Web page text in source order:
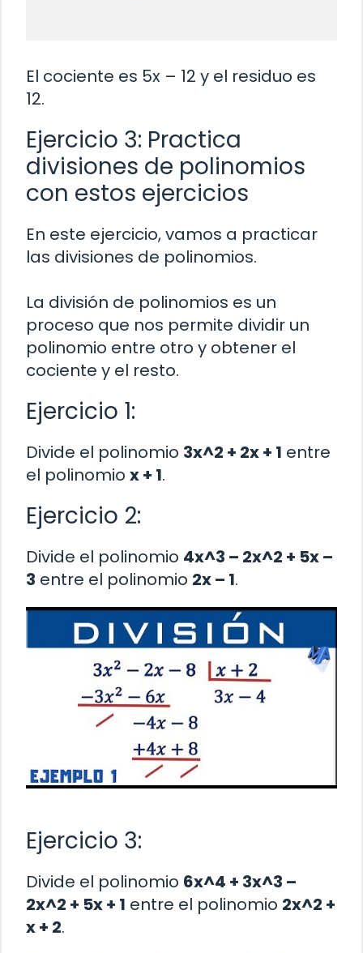
El cociente es 5x – 12 y el residuo es
12.
Ejercicio 3: Practica
divisiones de polinomios
con estos ejercicios
En este ejercicio, vamos a practicar
las divisiones de polinomios.
La división de polinomios es un
proceso que nos permite dividir un
polinomio entre otro y obtener el
cociente y el resto.
Ejercicio 1:
Divide el polinomio 3x^2 + 2x + 1 entre
el polinomio x + 1.
Ejercicio 2:
Divide el polinomio 4x^3 – 2x^2 + 5x –
3 entre el polinomio 2x – 1.
Ejercicio 3:
Divide el polinomio 6x^4 + 3x^3 –
2x^2 + 5x + 1 entre el polinomio 2x^2 +
x + 2.